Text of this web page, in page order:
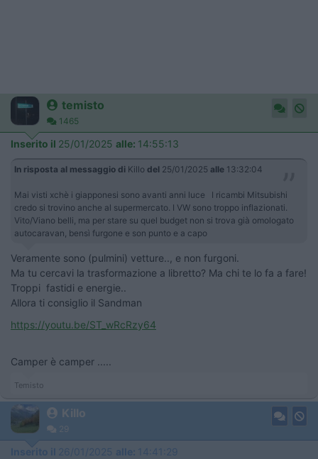
temisto
1465
Inserito il 25/01/2025 alle: 14:55:13
In risposta al messaggio di Killo del 25/01/2025 alle 13:32:04
Mai visti xchè i giapponesi sono avanti anni luce I ricambi Mitsubishi
credo si trovino anche al supermercato. I VW sono troppo inflazionati.
Vito/Viano belli, ma per stare su quel budget non si trova già omologato
autocaravan, bensì furgone e son punto e a capo
Veramente sono (pulmini) vetture.., e non furgoni.
Ma tu cercavi la trasformazione a libretto? Ma chi te lo fa a fare!
Troppi fastidi e energie..
Allora ti consiglio il Sandman
https://youtu.be/ST_wRcRzy64
Camper è camper .....
Temisto
Killo
29
Inserito il 26/01/2025 alle: 14:41:29